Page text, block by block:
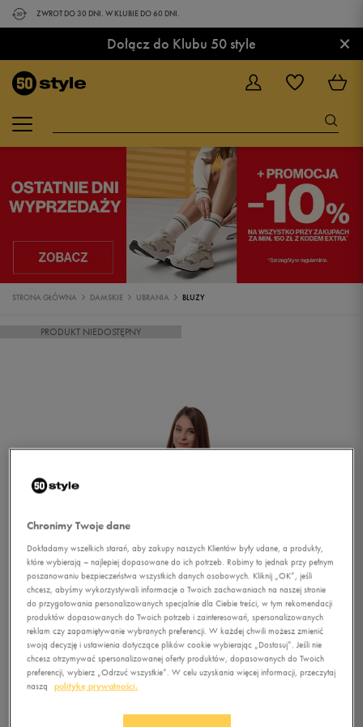
ZWROT DO 30 DNI. W KLUBIE DO 60 DNI.
Dołącz do Klubu 50 style ×
STRONA GŁÓWNA DAMSKIE UBRANIA BLUZY
PRODUKT NIEDOSTĘPNY
1/5
Chronimy Twoje dane
Dokładamy wszelkich starań, aby zakupy naszych Klientów były udane, a produkty,
które wybierają – najlepiej dopasowane do ich potrzeb. Robimy to jednak przy pełnym
poszanowaniu bezpieczeństwa wszystkich danych osobowych. Kliknij „OK”, jeśli
chcesz, abyśmy wykorzystywali informacje o Twoich zachowaniach na naszej stronie
do przygotowania personalizowanych specjalnie dla Ciebie treści, w tym rekomendacji
produktów dopasowanych do Twoich potrzeb i zainteresowań, spersonalizowanych
reklam czy zapamiętywanie wybranych preferencji. W każdej chwili możesz zmienić
swoją decyzję i ustawienia dotyczące plików cookie wybierając „Dostosuj”. Jeśli nie
chcesz otrzymywać spersonalizowanej oferty produktów, dopasowanych do Twoich
preferencji, wybierz „Odrzuć wszystkie”. W celu uzyskania więcej informacji, przeczytaj
naszą
politykę prywatności.